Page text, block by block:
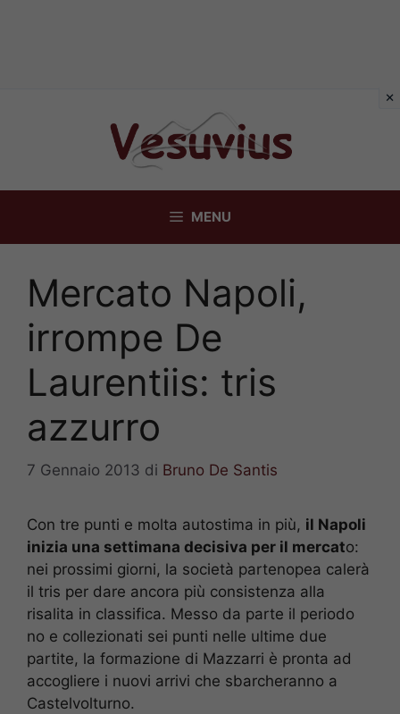
MENU
Mercato Napoli,
irrompe De
Laurentiis: tris
azzurro
7 Gennaio 2013 di Bruno De Santis
Con tre punti e molta autostima in più, il Napoli
inizia una settimana decisiva per il mercato:
nei prossimi giorni, la società partenopea calerà
il tris per dare ancora più consistenza alla
risalita in classifica. Messo da parte il periodo
no e collezionati sei punti nelle ultime due
partite, la formazione di Mazzarri è pronta ad
accogliere i nuovi arrivi che sbarcheranno a
Castelvolturno.